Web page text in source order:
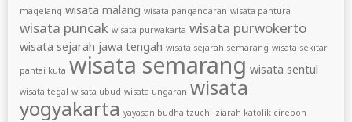
magelang wisata malang wisata pangandaran wisata pantura
wisata puncak wisata purwakarta wisata purwokerto
wisata sejarah jawa tengah wisata sejarah semarang wisata sekitar
pantai kuta wisata semarang wisata sentul
wisata tegal wisata ubud wisata ungaran wisata
yogyakarta yayasan budha tzuchi ziarah katolik cirebon